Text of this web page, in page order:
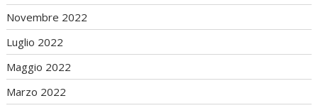
Novembre 2022
Luglio 2022
Maggio 2022
Marzo 2022